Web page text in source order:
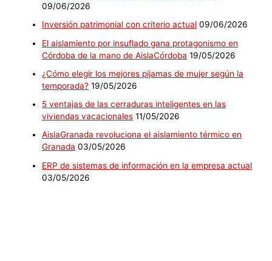
09/06/2026
Inversión patrimonial con criterio actual 09/06/2026
El aislamiento por insuflado gana protagonismo en
Córdoba de la mano de AislaCórdoba 19/05/2026
¿Cómo elegir los mejores pijamas de mujer según la
temporada? 19/05/2026
5 ventajas de las cerraduras inteligentes en las
viviendas vacacionales 11/05/2026
AislaGranada revoluciona el aislamiento térmico en
Granada 03/05/2026
ERP de sistemas de información en la empresa actual
03/05/2026